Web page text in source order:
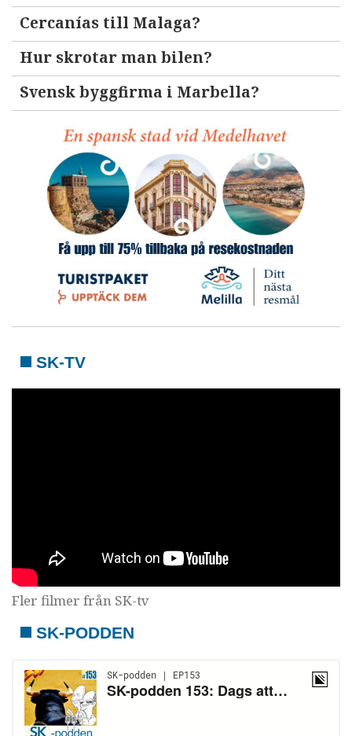
Cercanías till Malaga?
Hur skrotar man bilen?
Svensk byggfirma i Marbella?
SK-TV
Fler filmer från SK-tv
SK-PODDEN